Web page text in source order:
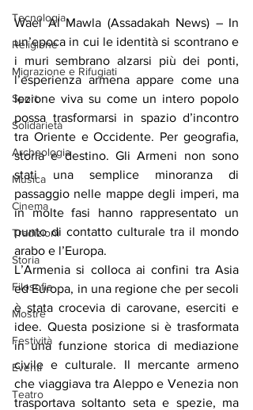
Tecnologia
Religione
Migrazione e Rifugiati
Sport
Solidarietà
Archeologia
Musica
Cinema
Tradizioni
Storia
Filosofia
Mostre
Festività
Eventi
Teatro
Wael Al Mawla (Assadakah News) – In
un’epoca in cui le identità si scontrano e
i muri sembrano alzarsi più dei ponti,
l’esperienza armena appare come una
lezione viva su come un intero popolo
possa trasformarsi in spazio d’incontro
tra Oriente e Occidente. Per geografia,
storia e destino. Gli Armeni non sono
stati una semplice minoranza di
passaggio nelle mappe degli imperi, ma
in molte fasi hanno rappresentato un
punto di contatto culturale tra il mondo
arabo e l’Europa.
L’Armenia si colloca ai confini tra Asia
ed Europa, in una regione che per secoli
è stata crocevia di carovane, eserciti e
idee. Questa posizione si è trasformata
in una funzione storica di mediazione
civile e culturale. Il mercante armeno
che viaggiava tra Aleppo e Venezia non
trasportava soltanto seta e spezie, ma